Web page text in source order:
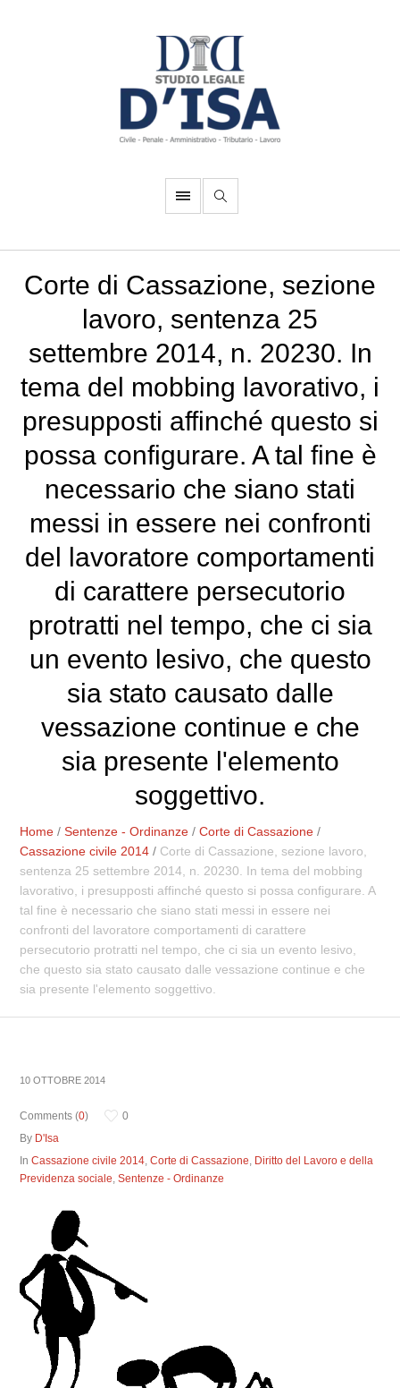
Corte di Cassazione, sezione
lavoro, sentenza 25
settembre 2014, n. 20230. In
tema del mobbing lavorativo, i
presupposti affinché questo si
possa configurare. A tal fine è
necessario che siano stati
messi in essere nei confronti
del lavoratore comportamenti
di carattere persecutorio
protratti nel tempo, che ci sia
un evento lesivo, che questo
sia stato causato dalle
vessazione continue e che
sia presente l'elemento
soggettivo.
Home /Sentenze - Ordinanze /Corte di Cassazione /
Cassazione civile 2014 / Corte di Cassazione, sezione lavoro,
sentenza 25 settembre 2014, n. 20230. In tema del mobbing
lavorativo, i presupposti affinché questo si possa configurare. A
tal fine è necessario che siano stati messi in essere nei
confronti del lavoratore comportamenti di carattere
persecutorio protratti nel tempo, che ci sia un evento lesivo,
che questo sia stato causato dalle vessazione continue e che
sia presente l'elemento soggettivo.
10 OTTOBRE 2014
Comments (0)
0
By D'Isa
InCassazione civile 2014,Corte di Cassazione, Diritto del Lavoro e della
Previdenza sociale,Sentenze - Ordinanze